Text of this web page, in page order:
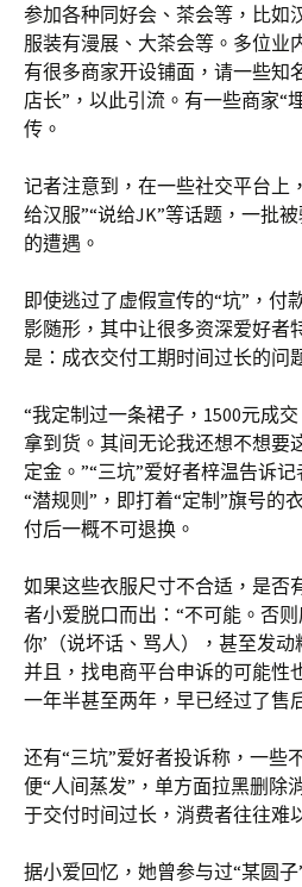
参加各种同好会、茶会等，比如
服装有漫展、大茶会等。多位业
有很多商家开设铺面，请一些知
店长”，以此引流。有一些商家“
传。
记者注意到，在一些社交平台上
给汉服”“说给JK”等话题，一批
的遭遇。
即使逃过了虚假宣传的“坑”，付
影随形，其中让很多资深爱好者
是：成衣交付工期时间过长的问
“我定制过一条裙子，1500元成
拿到货。其间无论我还想不想要
定金。”“三坑”爱好者梓温告诉
“潜规则”，即打着“定制”旗号的
付后一概不可退换。
如果这些衣服尺寸不合适，是否
者小爱脱口而出：“不可能。否
你’（说坏话、骂人），甚至发
并且，找电商平台申诉的可能性
一年半甚至两年，早已经过了售
还有“三坑”爱好者投诉称，一些
便“人间蒸发”，单方面拉黑删除
于交付时间过长，消费者往往难
据小爱回忆，她曾参与过“某圆